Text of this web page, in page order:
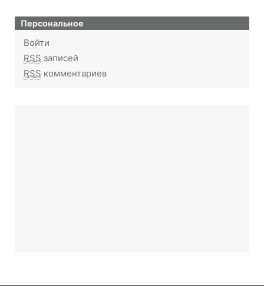
Персональное
Войти
RSS записей
RSS комментариев